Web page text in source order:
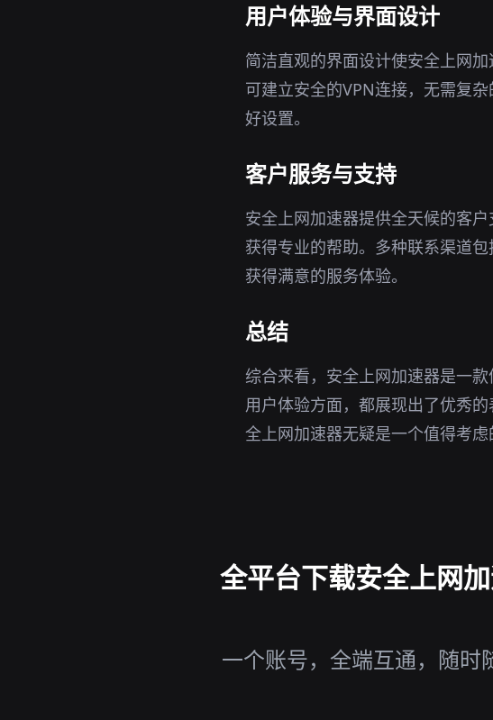
用户体验与界面设计
简洁直观的界面设计使安全上网
可建立安全的VPN连接，无需复
好设置。
客户服务与支持
安全上网加速器提供全天候的客
获得专业的帮助。多种联系渠道
获得满意的服务体验。
总结
综合来看，安全上网加速器是一
用户体验方面，都展现出了优秀
全上网加速器无疑是一个值得考
全平台下载安全上网
一个账号，全端互通，随